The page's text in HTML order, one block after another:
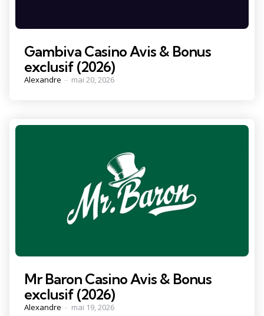
Gambiva Casino Avis & Bonus
exclusif (2026)
Posted
Alexandre mai 20, 2026
Mr Baron Casino Avis & Bonus
exclusif (2026)
Posted
Alexandre mai 19, 2026